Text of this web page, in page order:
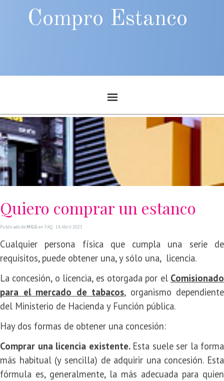
Compro Estanco
Quiero comprar un estanco
Publicado de MGG en FAQ · 14 Abril 2023
Cualquier persona física que cumpla una serie de
requisitos, puede obtener una, y sólo una, licencia.
La concesión, o licencia, es otorgada por el Comisionado
para el mercado de tabacos, organismo dependiente
del Ministerio de Hacienda y Función pública.
Hay dos formas de obtener una concesión:
Comprar una licencia existente. Esta suele ser la forma
más habitual (y sencilla) de adquirir una concesión. Esta
fórmula es, generalmente, la más adecuada para quien